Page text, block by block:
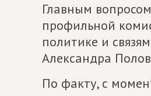
Главным
профильной
политике и
Александра
По факту, с